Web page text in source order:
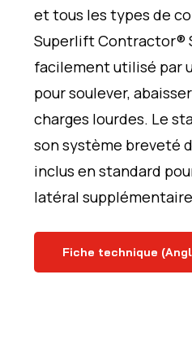
et tous les types de
Superlift Contractor®
facilement utilisé par
pour soulever,
charges lourdes. Le
son système breveté
inclus en standard
latéral
Fiche technique